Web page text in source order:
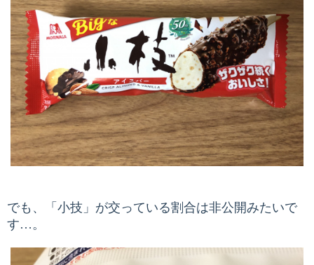
でも、「小技」が交っている割合は非公開みたいで
す…。